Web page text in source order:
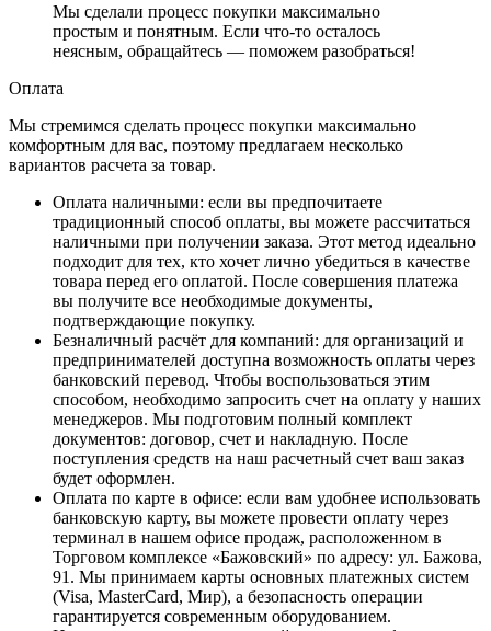
Мы сделали процесс покупки максимально
простым и понятным. Если что-то осталось
неясным, обращайтесь — поможем разобраться!
Оплата
Мы стремимся сделать процесс покупки максимально
комфортным для вас, поэтому предлагаем несколько
вариантов расчета за товар.
Оплата наличными: если вы предпочитаете
традиционный способ оплаты, вы можете рассчитаться
наличными при получении заказа. Этот метод идеально
подходит для тех, кто хочет лично убедиться в качестве
товара перед его оплатой. После совершения платежа
вы получите все необходимые документы,
подтверждающие покупку.
Безналичный расчёт для компаний: для организаций и
предпринимателей доступна возможность оплаты через
банковский перевод. Чтобы воспользоваться этим
способом, необходимо запросить счет на оплату у наших
менеджеров. Мы подготовим полный комплект
документов: договор, счет и накладную. После
поступления средств на наш расчетный счет ваш заказ
будет оформлен.
Оплата по карте в офисе: если вам удобнее использовать
банковскую карту, вы можете провести оплату через
терминал в нашем офисе продаж, расположенном в
Торговом комплексе «Бажовский» по адресу: ул. Бажова,
91. Мы принимаем карты основных платежных систем
(Visa, MasterCard, Мир), а безопасность операции
гарантируется современным оборудованием.